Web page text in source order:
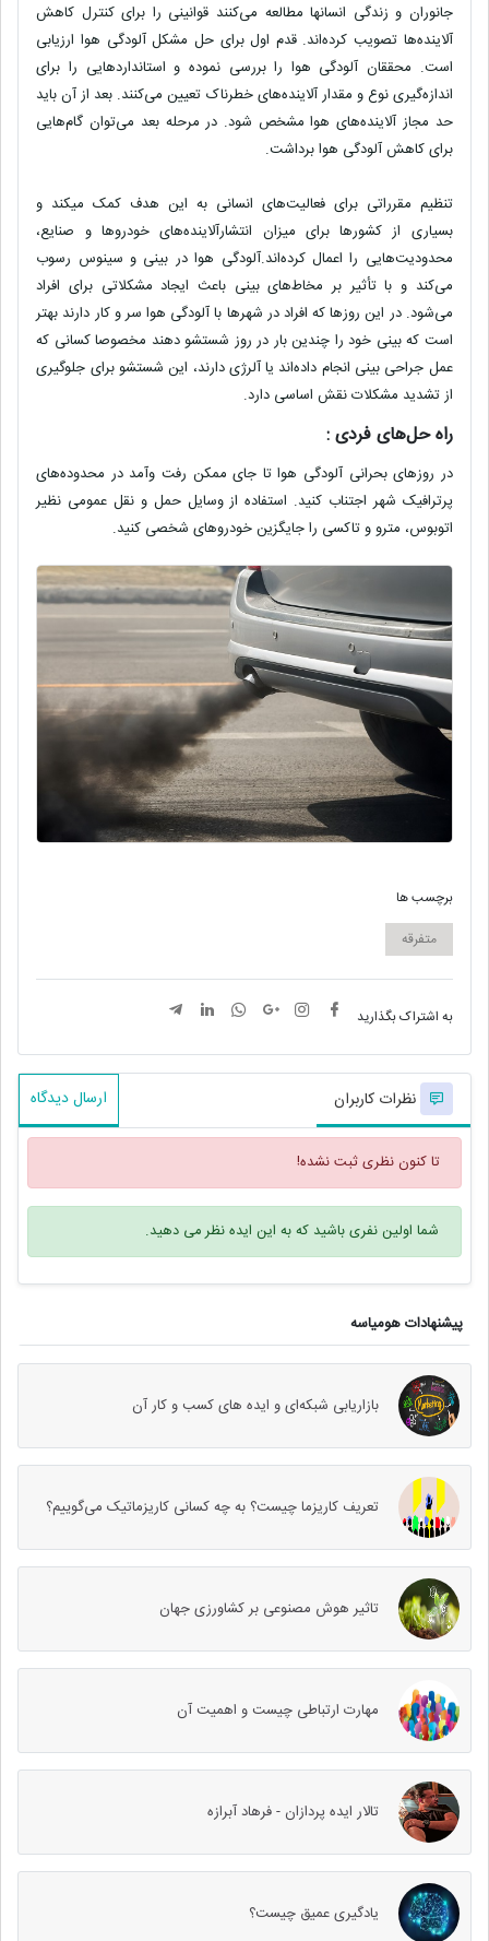
پیشنهادات هومیاسه
بازاریابی شبکه‌ای و ایده های کسب و کار آن
تعریف کاریزما چیست؟ به چه کسانی کاریزماتیک می‌گوییم؟
تاثیر هوش مصنوعی بر کشاورزی جهان
مهارت ارتباطی چیست و اهمیت آن
تالار ایده پردازان - فرهاد آبرازه
یادگیری عمیق چیست؟
جانوران و زندگی انسانها مطالعه می‌کنند قوانینی را برای کنترل کاهش
آلاینده‌ها تصویب کرده‌اند. قدم اول برای حل مشکل آلودگی هوا ارزیابی
است. محققان آلودگی هوا را بررسی نموده و استانداردهایی را برای
اندازه‌گیری نوع و مقدار آلاینده‌های خطرناک تعیین می‌کنند. بعد از آن باید
حد مجاز آلاینده‌های هوا مشخص شود. در مرحله بعد می‌توان گام‌هایی
برای کاهش آلودگی هوا برداشت.
تنظیم مقرراتی برای فعالیت‌های انسانی به این هدف کمک میکند و
بسیاری از کشورها برای میزان انتشارآلاینده‌های خودروها و صنایع،
محدودیت‌هایی را اعمال کرده‌اند.آلودگی هوا در بینی و سینوس رسوب
می‌کند و با تأثیر بر مخاط‌های بینی باعث ایجاد مشکلاتی برای افراد
می‌شود. در این روزها که افراد در شهرها با آلودگی هوا سر و کار دارند بهتر
است که بینی خود را چندین بار در روز شستشو دهند مخصوصا کسانی که
عمل جراحی بینی انجام داده‌اند یا آلرژی دارند، این شستشو برای جلوگیری
از تشدید مشکلات نقش اساسی دارد.
راه حل‌های فردی :
در روزهای بحرانی آلودگی هوا تا جای ممکن رفت ‌وآمد در محدوده‌های
پرترافیک شهر اجتناب کنید. استفاده از وسایل حمل و نقل عمومی نظیر
اتوبوس، مترو و تاکسی را جایگزین خودروهای شخصی کنید.
برچسب ها
متفرقه
به اشتراک بگذارید
نظرات کاربران ارسال دیدگاه
تا کنون نظری ثبت نشده!
شما اولین نفری باشید که به این ایده نظر می دهید.